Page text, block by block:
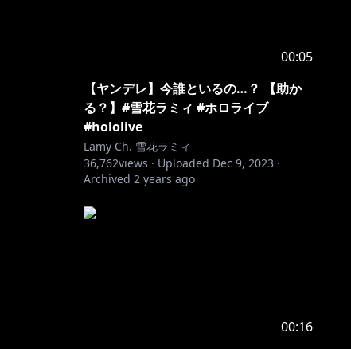
00:05
【ヤンデレ】今誰といるの…？ 【助か
る？】#雪花ラミィ #ホロライブ
#hololive
Lamy Ch. 雪花ラミィ
36,762views · Uploaded Dec 9, 2023 ·
Archived 2 years ago
00:16